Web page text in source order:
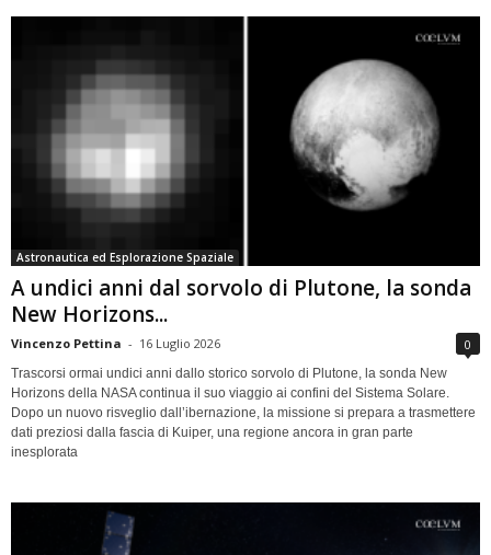
Astronautica ed Esplorazione Spaziale
A undici anni dal sorvolo di Plutone, la sonda
New Horizons...
Vincenzo Pettina - 16 Luglio 2026 0
Trascorsi ormai undici anni dallo storico sorvolo di Plutone, la sonda New
Horizons della NASA continua il suo viaggio ai confini del Sistema Solare.
Dopo un nuovo risveglio dall’ibernazione, la missione si prepara a trasmettere
dati preziosi dalla fascia di Kuiper, una regione ancora in gran parte
inesplorata